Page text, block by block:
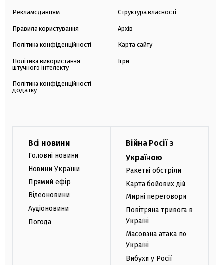
Рекламодавцям
Правила користування
Політика конфіденційності
Політика використання
штучного інтелекту
Політика конфіденційності
додатку
Структура власності
Архів
Карта сайту
Ігри
Всі новини
Головні новини
Новини України
Прямий ефір
Відеоновини
Аудіоновини
Погода
Війна Росії з
Україною
Ракетні обстріли
Карта бойових дій
Мирні переговори
Повітряна тривога в
Україні
Масована атака по
Україні
Вибухи у Росії